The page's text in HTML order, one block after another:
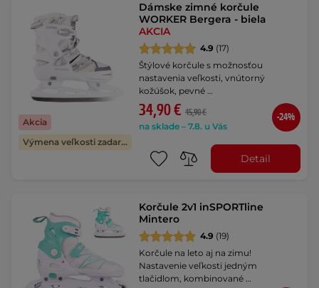
Akcia
Výmena veľkosti zadarmo
Dámske zimné korčule
WORKER Bergera - biela
AKCIA
4.9 (17)
Štýlové korčule s možnosťou
nastavenia veľkosti, vnútorný
kožúšok, pevné …
34,90 € 45,90 €
na sklade – 7.8. u Vás
-24%
Detail
Korčule 2v1 inSPORTline
Mintero
4.9 (19)
Korčule na leto aj na zimu!
Nastavenie veľkosti jedným
tlačidlom, kombinované …